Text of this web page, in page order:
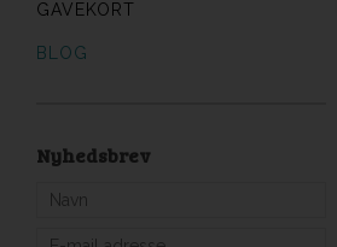
GAVEKORT
BLOG
Nyhedsbrev